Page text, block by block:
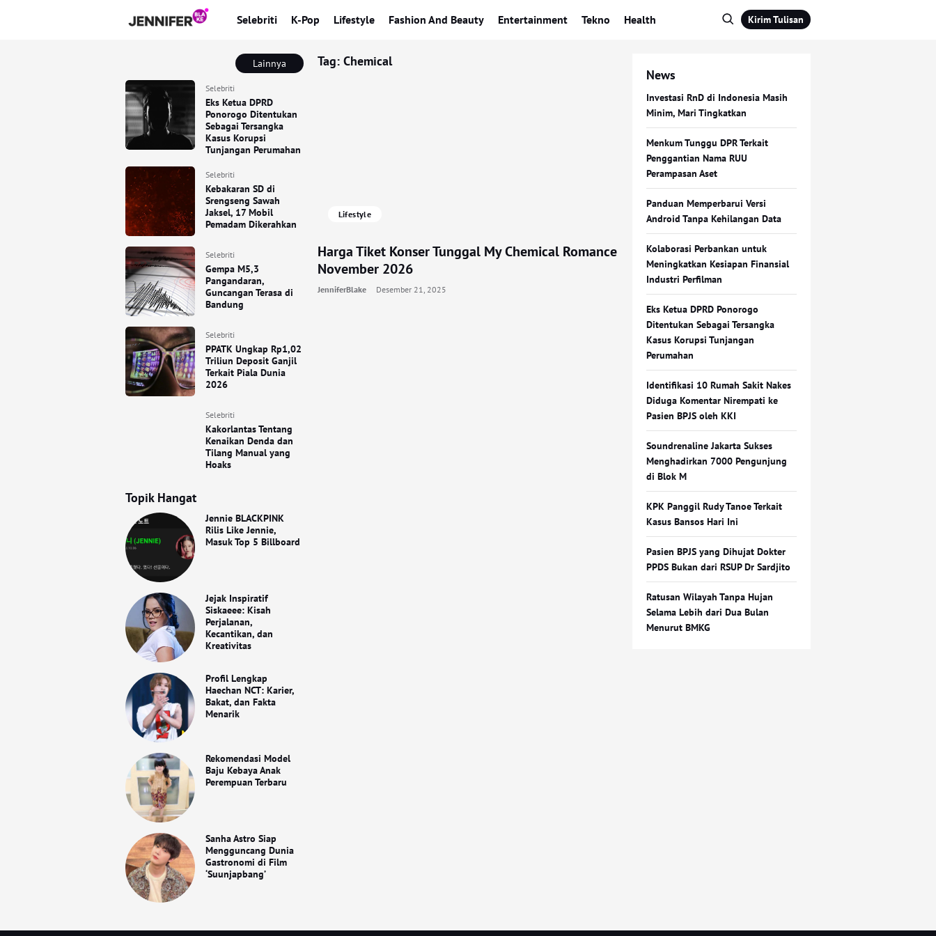
Selebriti K-Pop Lifestyle Fashion And Beauty Entertainment Tekno Health Kirim Tulisan
Lainnya
Selebriti
Eks Ketua DPRD
Ponorogo Ditentukan
Sebagai Tersangka
Kasus Korupsi
Tunjangan Perumahan
Selebriti
Kebakaran SD di
Srengseng Sawah
Jaksel, 17 Mobil
Pemadam Dikerahkan
Selebriti
Gempa M5,3
Pangandaran,
Guncangan Terasa di
Bandung
Selebriti
PPATK Ungkap Rp1,02
Triliun Deposit Ganjil
Terkait Piala Dunia
2026
Selebriti
Kakorlantas Tentang
Kenaikan Denda dan
Tilang Manual yang
Hoaks
Topik Hangat
Jennie BLACKPINK
Rilis Like Jennie,
Masuk Top 5 Billboard
Jejak Inspiratif
Siskaeee: Kisah
Perjalanan,
Kecantikan, dan
Kreativitas
Profil Lengkap
Haechan NCT: Karier,
Bakat, dan Fakta
Menarik
Rekomendasi Model
Baju Kebaya Anak
Perempuan Terbaru
Sanha Astro Siap
Mengguncang Dunia
Gastronomi di Film
‘Suunjapbang’
Tag: Chemical
Lifestyle
Harga Tiket Konser Tunggal My Chemical Romance
November 2026
JenniferBlake Desember 21, 2025
News
Investasi RnD di Indonesia Masih
Minim, Mari Tingkatkan
Menkum Tunggu DPR Terkait
Penggantian Nama RUU
Perampasan Aset
Panduan Memperbarui Versi
Android Tanpa Kehilangan Data
Kolaborasi Perbankan untuk
Meningkatkan Kesiapan Finansial
Industri Perfilman
Eks Ketua DPRD Ponorogo
Ditentukan Sebagai Tersangka
Kasus Korupsi Tunjangan
Perumahan
Identifikasi 10 Rumah Sakit Nakes
Diduga Komentar Nirempati ke
Pasien BPJS oleh KKI
Soundrenaline Jakarta Sukses
Menghadirkan 7000 Pengunjung
di Blok M
KPK Panggil Rudy Tanoe Terkait
Kasus Bansos Hari Ini
Pasien BPJS yang Dihujat Dokter
PPDS Bukan dari RSUP Dr Sardjito
Ratusan Wilayah Tanpa Hujan
Selama Lebih dari Dua Bulan
Menurut BMKG